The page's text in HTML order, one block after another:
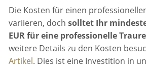
Die Kosten für einen
variieren, dochsolltet Ihr
EUR für eine professionelle
weitere Details zu den Kosten
Artikel. Dies ist eine Investition in